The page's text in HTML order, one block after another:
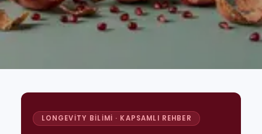
LONGEVITY BILIMI · KAPSAMLI REHBER